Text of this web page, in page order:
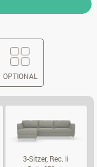
OPTIONAL
3-Sitzer, Rec. li